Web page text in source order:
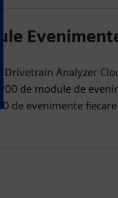
Drivetrain Analyzer
de module de
de evenimente fiecare.